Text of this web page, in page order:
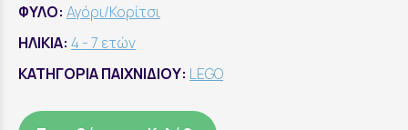
ΦΥΛΟ: Αγόρι/Κορίτσι
ΗΛΙΚΙΑ: 4 - 7 ετών
ΚΑΤΗΓΟΡΙΑ ΠΑΙΧΝΙΔΙΟΥ: LEGO